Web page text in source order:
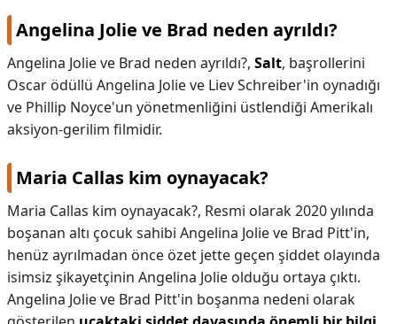
Angelina Jolie ve Brad neden ayrıldı?
Angelina Jolie ve Brad neden ayrıldı?, Salt, başrollerini
Oscar ödüllü Angelina Jolie ve Liev Schreiber'in oynadığı
ve Phillip Noyce'un yönetmenliğini üstlendiği Amerikalı
aksiyon-gerilim filmidir.
Maria Callas kim oynayacak?
Maria Callas kim oynayacak?, Resmi olarak 2020 yılında
boşanan altı çocuk sahibi Angelina Jolie ve Brad Pitt'in,
henüz ayrılmadan önce özet jette geçen şiddet olayında
isimsiz şikayetçinin Angelina Jolie olduğu ortaya çıktı.
Angelina Jolie ve Brad Pitt'in boşanma nedeni olarak